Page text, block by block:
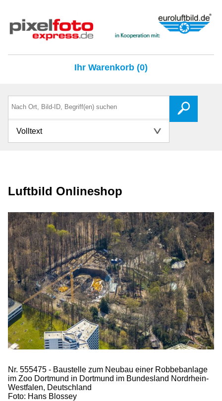
Ihr Warenkorb (0)
Volltext
Luftbild Onlineshop
Nr. 555475 - Baustelle zum Neubau einer Robbebanlage
im Zoo Dortmund in Dortmund im Bundesland Nordrhein-
Westfalen, Deutschland
Foto: Hans Blossey